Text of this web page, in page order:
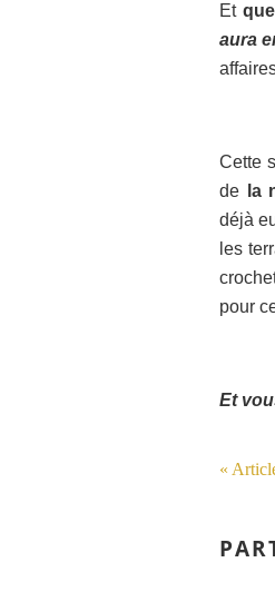
Et
aura
Cette
de
la
déjà
les
pour
Et
«